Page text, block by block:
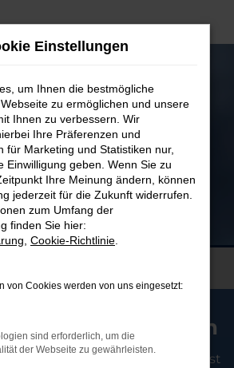
Welches Auto suchen Sie?
Wir können Ihr Wunschfahrzeug besorgen
Ihren Gebrauchten
von Gebrauchtfahrzeugen ist
Einstellungen
um Ihnen die bestmögliche
zu ermöglichen und unsere
Ihnen zu verbessern. Wir
Ihre Präferenzen und
für Marketing und Statistiken nur,
Einwilligung geben. Wenn Sie zu
Ihre Meinung ändern, können
jederzeit für die Zukunft widerrufen.
zum Umfang der
finden Sie hier:
Cookie-Richtlinie
von Cookies werden von uns eingesetzt:
sind erforderlich, um die
der Webseite zu gewährleisten.